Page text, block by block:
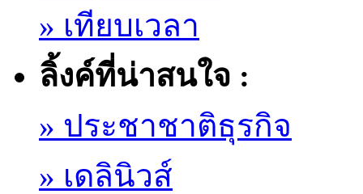
» เทียบเวลา
ลิ้งค์ที่น่าสนใจ :
» ประชาชาติธุรกิจ
» เดลินิวส์